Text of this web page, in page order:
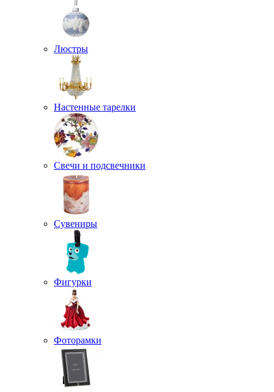
Люстры
Настенные тарелки
Свечи и подсвечники
Сувениры
Фигурки
Фоторамки